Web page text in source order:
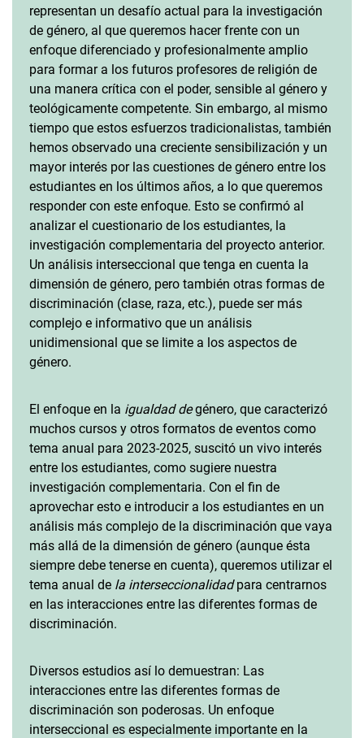
representan un desafío actual para la investigación
de género, al que queremos hacer frente con un
enfoque diferenciado y profesionalmente amplio
para formar a los futuros profesores de religión de
una manera crítica con el poder, sensible al género y
teológicamente competente. Sin embargo, al mismo
tiempo que estos esfuerzos tradicionalistas, también
hemos observado una creciente sensibilización y un
mayor interés por las cuestiones de género entre los
estudiantes en los últimos años, a lo que queremos
responder con este enfoque. Esto se confirmó al
analizar el cuestionario de los estudiantes, la
investigación complementaria del proyecto anterior.
Un análisis interseccional que tenga en cuenta la
dimensión de género, pero también otras formas de
discriminación (clase, raza, etc.), puede ser más
complejo e informativo que un análisis
unidimensional que se limite a los aspectos de
género.
El enfoque en la igualdad degénero, que caracterizó
muchos cursos y otros formatos de eventos como
tema anual para 2023-2025, suscitó un vivo interés
entre los estudiantes, como sugiere nuestra
investigación complementaria. Con el fin de
aprovechar esto e introducir a los estudiantes en un
análisis más complejo de la discriminación que vaya
más allá de la dimensión de género (aunque ésta
siempre debe tenerse en cuenta), queremos utilizar el
tema anual de la interseccionalidadpara centrarnos
en las interacciones entre las diferentes formas de
discriminación.
Diversos estudios así lo demuestran: Las
interacciones entre las diferentes formas de
discriminación son poderosas. Un enfoque
interseccional es especialmente importante en la